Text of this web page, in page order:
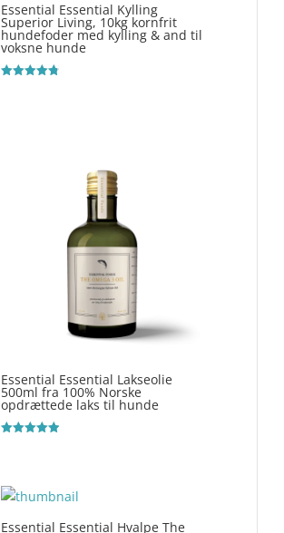
Essential Essential Kylling
Superior Living, 10kg kornfrit
hundefoder med kylling & and til
voksne hunde
Essential Essential Lakseolie
500ml fra 100% Norske
opdrættede laks til hunde
Essential Essential Hvalpe The